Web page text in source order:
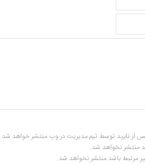
از تایید توسط تیم مدیریت در وب منتشر خواهد شد.
منتشر نخواهد شد.
مرتبط باشد منتشر نخواهد شد.